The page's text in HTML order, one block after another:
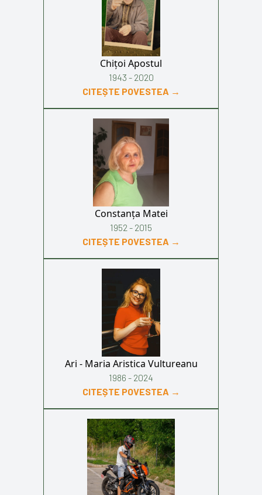
Chițoi Apostul
1943 - 2020
CITEȘTE POVESTEA →
Constanța Matei
1952 - 2015
CITEȘTE POVESTEA →
Ari - Maria Aristica Vultureanu
1986 - 2024
CITEȘTE POVESTEA →